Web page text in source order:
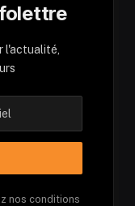
l'actualité,
nos conditions